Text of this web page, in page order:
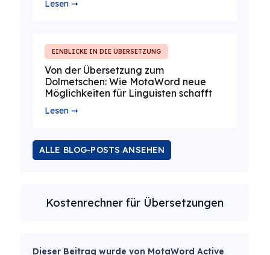
Lesen ➞
EINBLICKE IN DIE ÜBERSETZUNG
Von der Übersetzung zum
Dolmetschen: Wie MotaWord neue
Möglichkeiten für Linguisten schafft
Lesen ➞
ALLE BLOG-POSTS ANSEHEN
Kostenrechner für Übersetzungen
Dieser Beitrag wurde von MotaWord Active